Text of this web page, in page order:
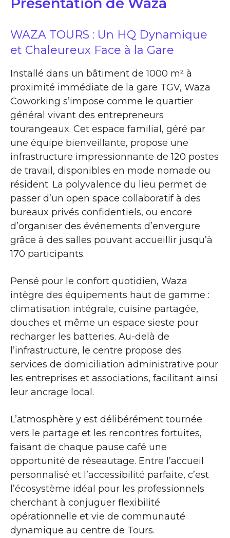
Présentation de Waza
WAZA TOURS : Un HQ Dynamique
et Chaleureux Face à la Gare
Installé dans un bâtiment de 1000 m² à
proximité immédiate de la gare TGV, Waza
Coworking s’impose comme le quartier
général vivant des entrepreneurs
tourangeaux. Cet espace familial, géré par
une équipe bienveillante, propose une
infrastructure impressionnante de 120 postes
de travail, disponibles en mode nomade ou
résident. La polyvalence du lieu permet de
passer d’un open space collaboratif à des
bureaux privés confidentiels, ou encore
d’organiser des événements d’envergure
grâce à des salles pouvant accueillir jusqu’à
170 participants.
Pensé pour le confort quotidien, Waza
intègre des équipements haut de gamme :
climatisation intégrale, cuisine partagée,
douches et même un espace sieste pour
recharger les batteries. Au-delà de
l’infrastructure, le centre propose des
services de domiciliation administrative pour
les entreprises et associations, facilitant ainsi
leur ancrage local.
L’atmosphère y est délibérément tournée
vers le partage et les rencontres fortuites,
faisant de chaque pause café une
opportunité de réseautage. Entre l’accueil
personnalisé et l’accessibilité parfaite, c’est
l’écosystème idéal pour les professionnels
cherchant à conjuguer flexibilité
opérationnelle et vie de communauté
dynamique au centre de Tours.